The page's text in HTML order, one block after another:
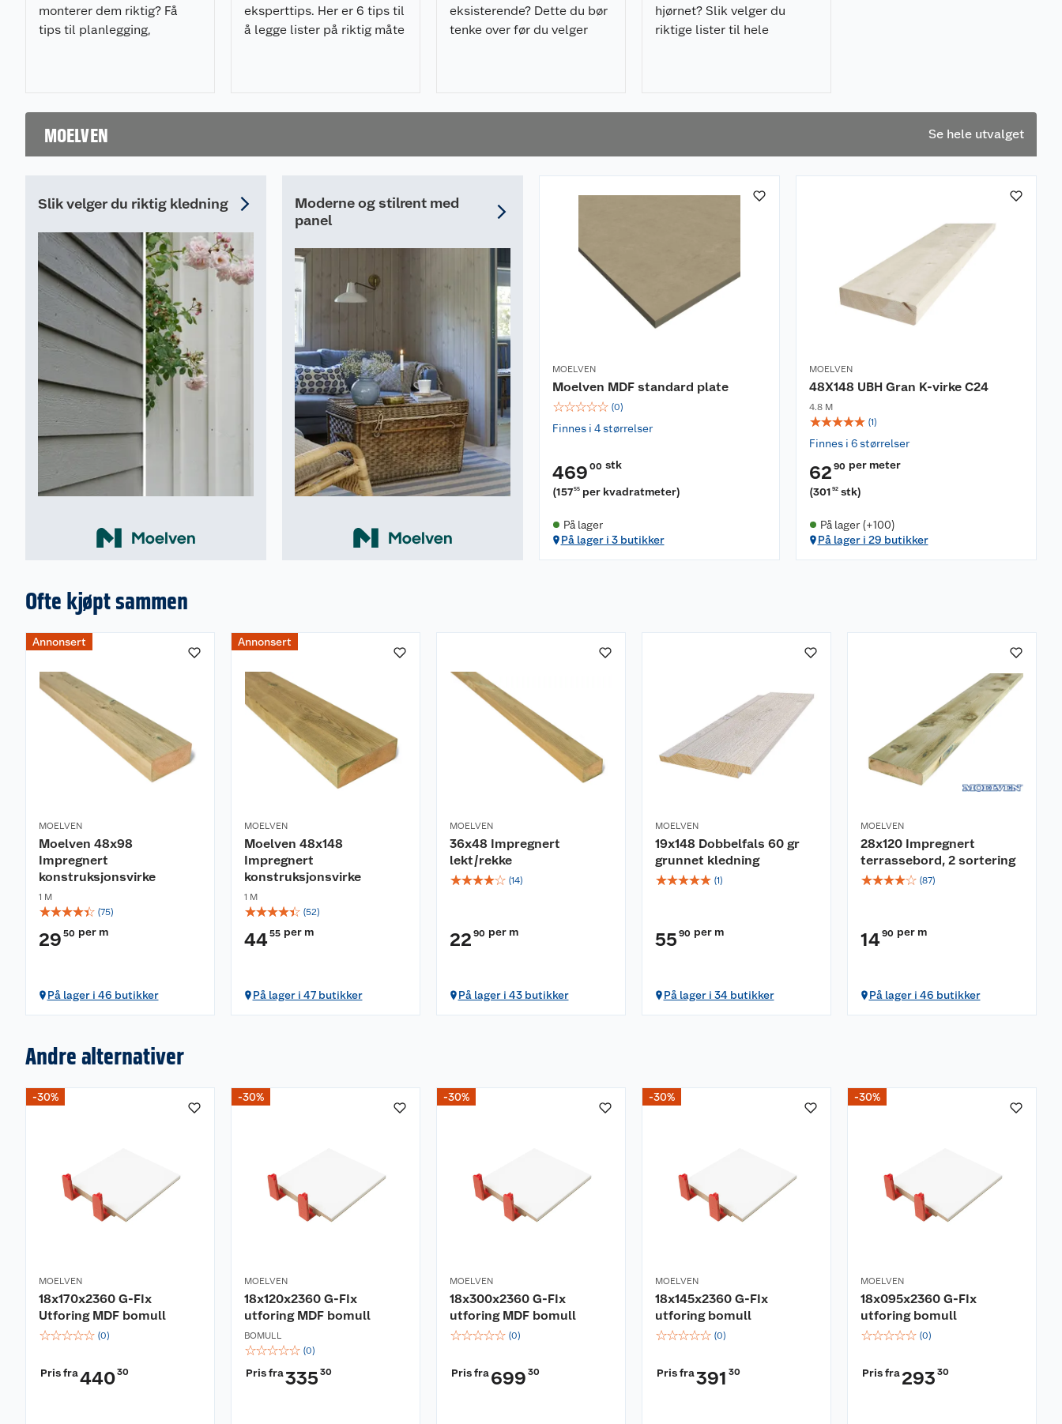
monterer dem riktig? Få
tips til planlegging,
eksperttips. Her er 6 tips til
å legge lister på riktig måte
eksisterende? Dette du bør
tenke over før du velger
hjørnet? Slik velger du
riktige lister til hele
MOELVEN Se hele utvalget
Slik velger du riktig kledning
Moderne og stilrent med
panel
MOELVEN
Moelven MDF standard plate
☆☆☆☆☆ (0)
Finnes i 4 størrelser
469 00 stk
(15755 per kvadratmeter)
På lager
På lager i 3 butikker
MOELVEN
48X148 UBH Gran K-virke C24
4.8 M
☆☆☆☆☆ (1)
Finnes i 6 størrelser
62 90 per meter
(301 92 stk)
På lager (+100)
På lager i 29 butikker
Ofte kjøpt sammen
Annonsert
MOELVEN
Moelven 48x98
Impregnert
konstruksjonsvirke
1 M
☆☆☆☆☆ (75)
29 50 per m
På lager i 46 butikker
Annonsert
MOELVEN
Moelven 48x148
Impregnert
konstruksjonsvirke
1 M
☆☆☆☆☆ (52)
4455 per m
På lager i 47 butikker
MOELVEN
36x48 Impregnert
lekt/rekke
☆☆☆☆☆ (14)
22 90 per m
På lager i 43 butikker
MOELVEN
19x148 Dobbelfals 60 gr
grunnet kledning
☆☆☆☆☆ (1)
55 90 per m
På lager i 34 butikker
MOELVEN
28x120 Impregnert
terrassebord, 2 sortering
☆☆☆☆☆ (87)
1490 per m
På lager i 46 butikker
Andre alternativer
-30%
MOELVEN
18x170x2360 G-FIx
Utforing MDF bomull
☆☆☆☆☆ (0)
Pris fra44030
-30%
MOELVEN
18x120x2360 G-FIx
utforing MDF bomull
BOMULL
☆☆☆☆☆ (0)
Pris fra335 30
-30%
MOELVEN
18x300x2360 G-FIx
utforing MDF bomull
☆☆☆☆☆ (0)
Pris fra699 30
-30%
MOELVEN
18x145x2360 G-FIx
utforing bomull
☆☆☆☆☆ (0)
Pris fra391 30
-30%
MOELVEN
18x095x2360 G-FIx
utforing bomull
☆☆☆☆☆ (0)
Pris fra293 30